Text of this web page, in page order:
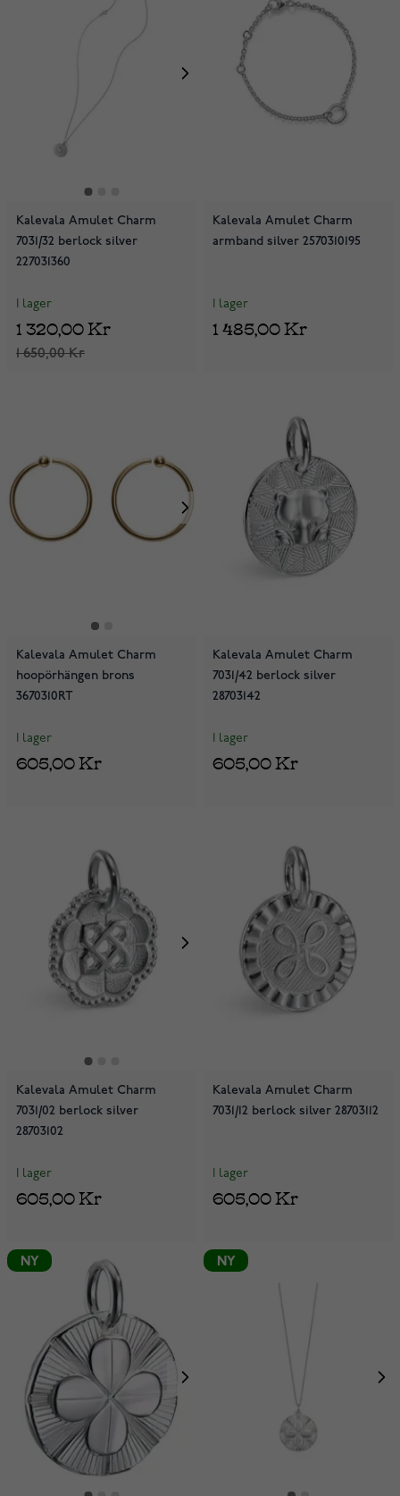
Kalevala Amulet Charm
7031/32 berlock silver
227031360
I lager
1 650,00 Kr
1 320,00 Kr
Kalevala Amulet Charm
armband silver 2570310195
I lager
1 485,00 Kr
Kalevala Amulet Charm
hoopörhängen brons
3670310RT
I lager
605,00 Kr
Kalevala Amulet Charm
7031/42 berlock silver
28703142
I lager
605,00 Kr
Kalevala Amulet Charm
7031/02 berlock silver
28703102
I lager
605,00 Kr
Kalevala Amulet Charm
7031/12 berlock silver 28703112
I lager
605,00 Kr
NY NY